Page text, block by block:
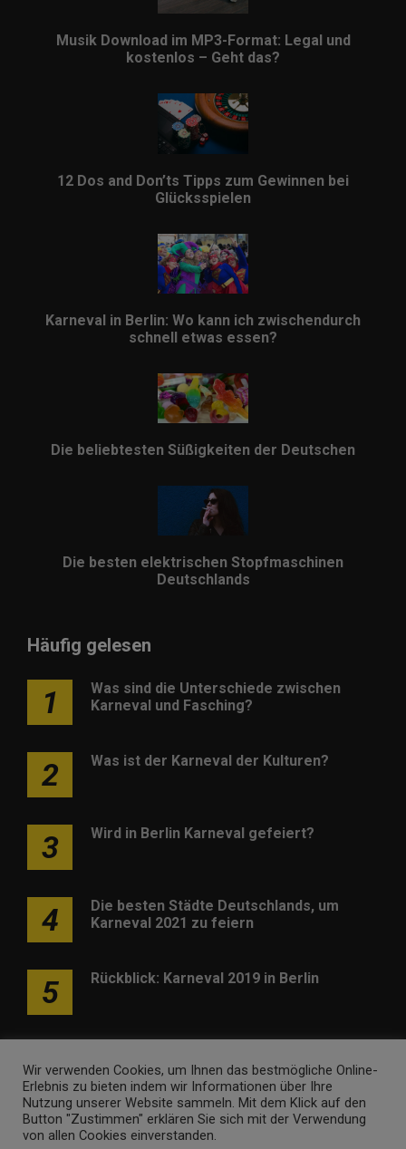
Musik Download im MP3-Format: Legal und
kostenlos – Geht das?
12 Dos and Don’ts Tipps zum Gewinnen bei
Glücksspielen
Karneval in Berlin: Wo kann ich zwischendurch
schnell etwas essen?
Die beliebtesten Süßigkeiten der Deutschen
Die besten elektrischen Stopfmaschinen
Deutschlands
Häufig gelesen
1
Was sind die Unterschiede zwischen
Karneval und Fasching?
2 Was ist der Karneval der Kulturen?
3 Wird in Berlin Karneval gefeiert?
4
Die besten Städte Deutschlands, um
Karneval 2021 zu feiern
5 Rückblick: Karneval 2019 in Berlin
Werben Kontakt Impressum Newsletter
Wir verwenden Cookies, um Ihnen das bestmögliche Online-
Erlebnis zu bieten indem wir Informationen über Ihre
Nutzung unserer Website sammeln. Mit dem Klick auf den
Button "Zustimmen" erklären Sie sich mit der Verwendung
von allen Cookies einverstanden.